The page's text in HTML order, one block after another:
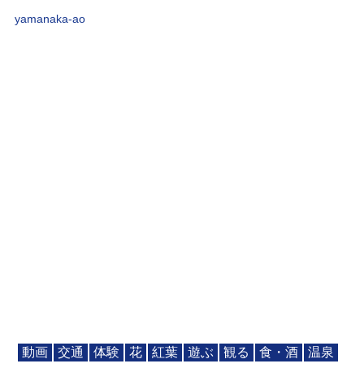
yamanaka-ao
動画 交通 体験 花 紅葉 遊ぶ 観る 食・酒
温泉